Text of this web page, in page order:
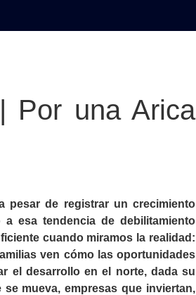
Por una Arica
pesar de registrar un crecimiento
esa tendencia de debilitamiento
cuando miramos la realidad:
ven cómo las oportunidades
el desarrollo en el norte, dada su
mueva, empresas que inviertan,